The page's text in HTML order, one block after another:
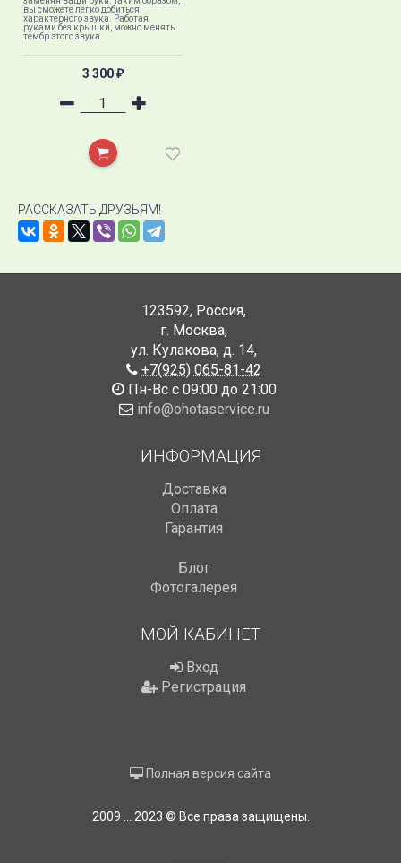
вы сможете легко добиться
характерного звука. Работая
руками без крышки, можно менять
тембр этого звука.
3 300 ₽
РАССКАЗАТЬ ДРУЗЬЯМ!
123592, Россия,
г. Москва,
ул. Кулакова, д. 14,
+7(925) 065-81-42
Пн-Вс с 09:00 до 21:00
info@ohotaservice.ru
ИНФОРМАЦИЯ
Доставка
Оплата
Гарантия
Блог
Фотогалерея
МОЙ КАБИНЕТ
Вход
Регистрация
Полная версия сайта
2009 ... 2023 © Все права защищены.